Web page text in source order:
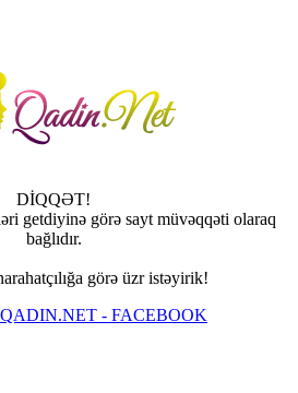
DİQQƏT!
getdiyinə görə sayt müvəqqəti olaraq
bağlıdır.
görə üzr istəyirik!
QADIN.NET - FACEBOOK